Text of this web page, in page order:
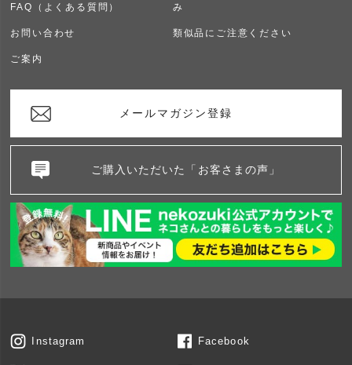
FAQ（よくある質問）
お問い合わせ
ご案内
み
類似品にご注意ください
メールマガジン登録
ご購入いただいた「お客さまの声」
Instagram Facebook